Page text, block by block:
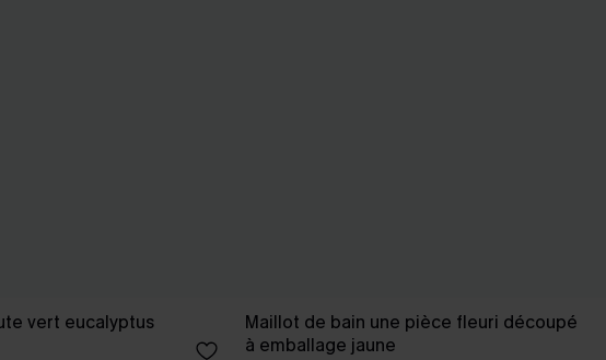
vert eucalyptus
Maillot de bain une pièce fleuri découpé
à emballage jaune